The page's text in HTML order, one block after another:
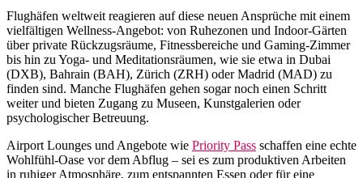
Flughäfen weltweit reagieren auf diese neuen Ansprüche mit einem
vielfältigen Wellness-Angebot: von Ruhezonen und Indoor-Gärten
über private Rückzugsräume, Fitnessbereiche und Gaming-Zimmer
bis hin zu Yoga- und Meditationsräumen, wie sie etwa in Dubai
(DXB), Bahrain (BAH), Zürich (ZRH) oder Madrid (MAD) zu
finden sind. Manche Flughäfen gehen sogar noch einen Schritt
weiter und bieten Zugang zu Museen, Kunstgalerien oder
psychologischer Betreuung.
Airport Lounges und Angebote wie Priority Pass schaffen eine echte
Wohlfühl-Oase vor dem Abflug – sei es zum produktiven Arbeiten
in ruhiger Atmosphäre, zum entspannten Essen oder für eine